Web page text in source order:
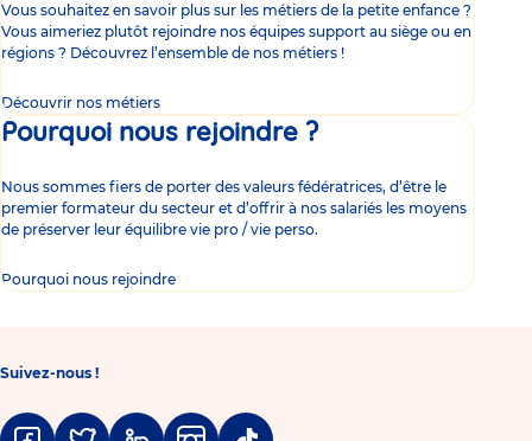
Vous souhaitez en savoir plus sur les métiers de la petite enfance ?
Vous aimeriez plutôt rejoindre nos équipes support au siège ou en
régions ? Découvrez l’ensemble de nos métiers !
Découvrir nos métiers
Pourquoi nous rejoindre ?
Nous sommes fiers de porter des valeurs fédératrices, d’être le
premier formateur du secteur et d’offrir à nos salariés les moyens
de préserver leur équilibre vie pro / vie perso.
Pourquoi nous rejoindre
Suivez-nous !